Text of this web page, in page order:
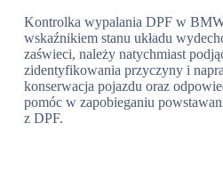
Kontrolka wypalania DPF w
wskaźnikiem stanu układu
zaświeci, należy natychmiast
zidentyfikowania przyczyny i
konserwacja pojazdu oraz
pomóc w zapobieganiu
z DPF.